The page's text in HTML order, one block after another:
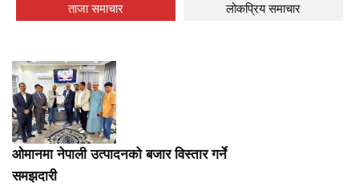
ताजा समाचार लोकप्रिय समाचार
ओमानमा नेपाली उत्पादनको बजार विस्तार गर्ने
समझदारी